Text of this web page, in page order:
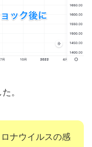
。
ナウイルスの感